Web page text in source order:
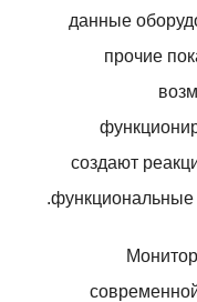
данные
прочие
создают
функциональные